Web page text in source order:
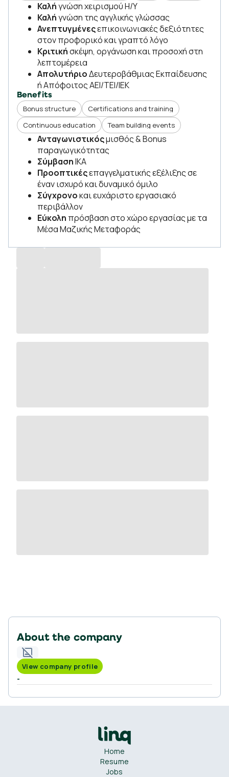
Καλήγνώση χειρισμού Η/Υ
Καλήγνώση της αγγλικής γλώσσας
Ανεπτυγμένεςεπικοινωνιακές δεξιότητες
στον προφορικό και γραπτό λόγο
Κριτικήσκέψη, οργάνωση και προσοχή στη
λεπτομέρεια
ΑπολυτήριοΔευτεροβάθμιας Εκπαίδευσης
ή Απόφοιτος ΑΕΙ/ΤΕΙ/ΙΕΚ
Benefits
Bonus structure
Certifications and training
Continuous education
Team building events
Ανταγωνιστικόςμισθός & Bonus
παραγωγικότητας
ΣύμβασηΙΚΑ
Προοπτικέςεπαγγελματικής εξέλιξης σε
έναν ισχυρό και δυναμικό όμιλο
Σύγχρονοκαι ευχάριστο εργασιακό
περιβάλλον
Εύκολη πρόσβαση στο χώρο εργασίας με τα
Μέσα Μαζικής Μεταφοράς
About the company
View company profile
-
Home
Resume
Jobs